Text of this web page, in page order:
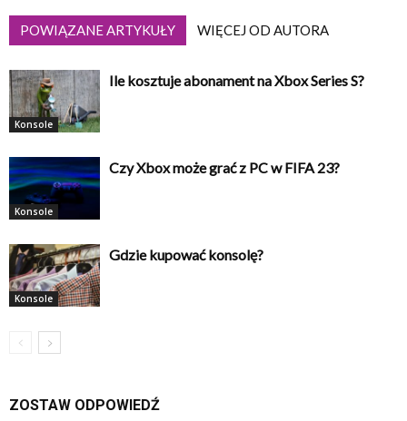
POWIĄZANE ARTYKUŁY WIĘCEJ OD AUTORA
Konsole
Ile kosztuje abonament na Xbox Series S?
Konsole
Czy Xbox może grać z PC w FIFA 23?
Konsole
Gdzie kupować konsolę?
ZOSTAW ODPOWIEDŹ